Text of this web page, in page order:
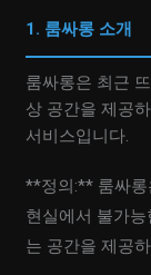
1. 룸싸롱 소개
룸싸롱은 최근
상 공간을 제공
서비스입니다.
**정의:** 룸싸롱
현실에서 불가
는 공간을 제공